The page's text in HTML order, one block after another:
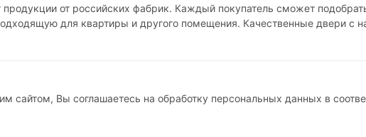
от российских фабрик. Каждый покупатель сможет
для квартиры и другого помещения. Качественные двери с
сайтом, Вы соглашаетесь на обработку персональных данных в